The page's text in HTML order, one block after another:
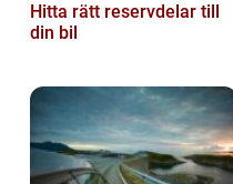
Hitta rätt reservdelar till
din bil